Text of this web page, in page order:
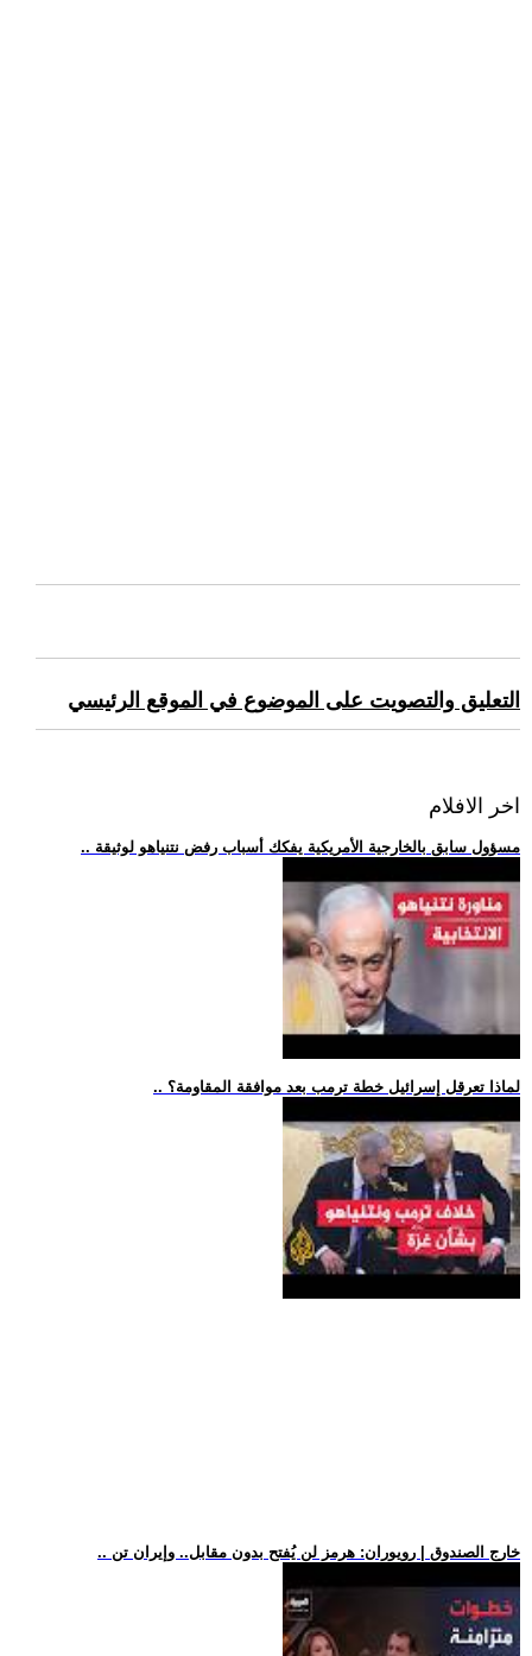
التعليق والتصويت على الموضوع في الموقع الرئيسي
اخر الافلام
.. مسؤول سابق بالخارجية الأمريكية يفكك أسباب رفض نتنياهو لوثيقة
.. لماذا تعرقل إسرائيل خطة ترمب بعد موافقة المقاومة؟
.. خارج الصندوق | رويوران: هرمز لن يُفتح بدون مقابل.. وإيران تن